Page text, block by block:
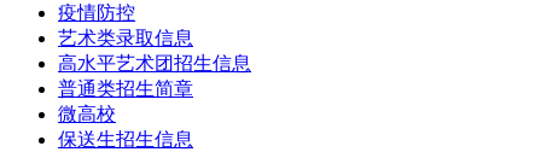
疫情防控
艺术类录取信息
高水平艺术团招生信息
普通类招生简章
微高校
保送生招生信息